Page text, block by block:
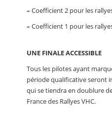
– Coefficient 2 pour les
– Coefficient 1 pour les
UNE FINALE ACCESSIBLE
Tous les pilotes ayant
période qualificative seront
qui se tiendra en doublure
France des Rallyes VHC.